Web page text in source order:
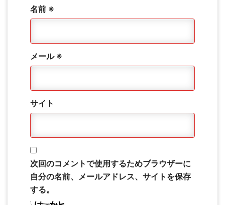
名前 ※
メール ※
サイト
次回のコメントで使用するためブラウザーに
自分の名前、メールアドレス、サイトを保存
する。